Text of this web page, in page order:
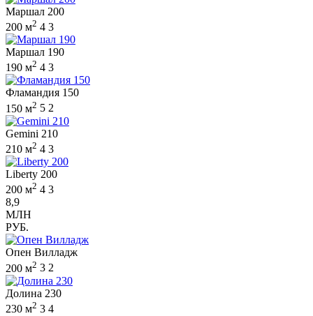
Маршал 200
200 м2 4 3
Маршал 190
190 м2 4 3
Фламандия 150
150 м2 5 2
Gemini 210
210 м2 4 3
Liberty 200
200 м2 4 3
8,9
МЛН
РУБ.
Опен Вилладж
200 м2 3 2
Долина 230
230 м2 3 4